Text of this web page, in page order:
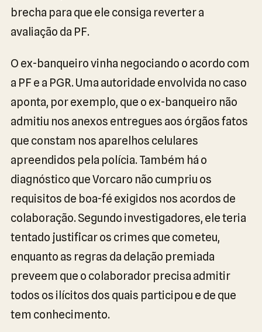
brecha para que ele consiga reverter a
avaliação da PF.
O ex-banqueiro vinha negociando o acordo com
a PF e a PGR. Uma autoridade envolvida no caso
aponta, por exemplo, que o ex-banqueiro não
admitiu nos anexos entregues aos órgãos fatos
que constam nos aparelhos celulares
apreendidos pela polícia. Também há o
diagnóstico que Vorcaro não cumpriu os
requisitos de boa-fé exigidos nos acordos de
colaboração. Segundo investigadores, ele teria
tentado justificar os crimes que cometeu,
enquanto as regras da delação premiada
preveem que o colaborador precisa admitir
todos os ilícitos dos quais participou e de que
tem conhecimento.